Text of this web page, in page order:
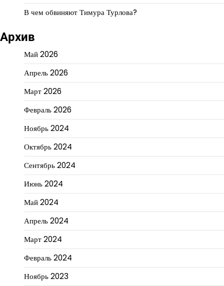
В чем обвиняют Тимура Турлова?
Архив
Май 2026
Апрель 2026
Март 2026
Февраль 2026
Ноябрь 2024
Октябрь 2024
Сентябрь 2024
Июнь 2024
Май 2024
Апрель 2024
Март 2024
Февраль 2024
Ноябрь 2023